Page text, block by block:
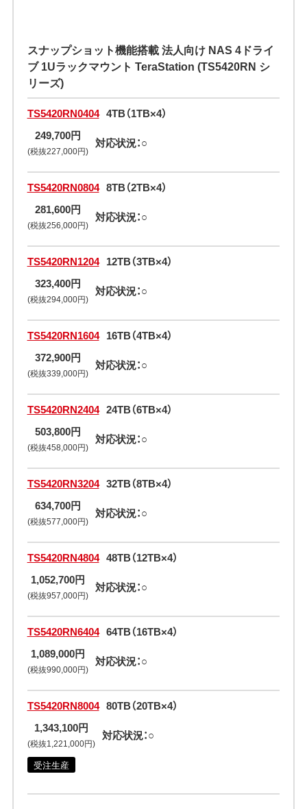
スナップショット機能搭載 法人向け NAS 4ドライ
ブ 1Uラックマウント TeraStation (TS5420RN シ
リーズ)
TS5420RN0404 4TB（1TB×4）
249,700円
(税抜227,000円)
対応状況：○
TS5420RN0804 8TB（2TB×4）
281,600円
(税抜256,000円)
対応状況：○
TS5420RN1204 12TB（3TB×4）
323,400円
(税抜294,000円)
対応状況：○
TS5420RN1604 16TB（4TB×4）
372,900円
(税抜339,000円)
対応状況：○
TS5420RN2404 24TB（6TB×4）
503,800円
(税抜458,000円)
対応状況：○
TS5420RN3204 32TB（8TB×4）
634,700円
(税抜577,000円)
対応状況：○
TS5420RN4804 48TB（12TB×4）
1,052,700円
(税抜957,000円)
対応状況：○
TS5420RN6404 64TB（16TB×4）
1,089,000円
(税抜990,000円)
対応状況：○
TS5420RN8004 80TB（20TB×4）
1,343,100円
(税抜1,221,000円)
対応状況：○
受注生産